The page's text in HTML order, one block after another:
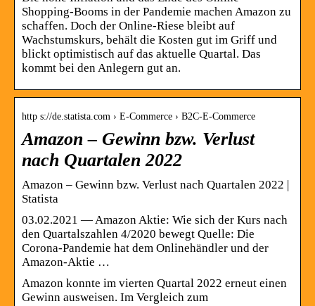
Shopping-Booms in der Pandemie machen Amazon zu
schaffen. Doch der Online-Riese bleibt auf
Wachstumskurs, behält die Kosten gut im Griff und
blickt optimistisch auf das aktuelle Quartal. Das
kommt bei den Anlegern gut an.
http s://de.statista.com › E-Commerce › B2C-E-Commerce
Amazon – Gewinn bzw. Verlust
nach Quartalen 2022
Amazon – Gewinn bzw. Verlust nach Quartalen 2022 |
Statista
03.02.2021 — Amazon Aktie: Wie sich der Kurs nach
den Quartalszahlen 4/2020 bewegt Quelle: Die
Corona-Pandemie hat dem Onlinehändler und der
Amazon-Aktie …
Amazon konnte im vierten Quartal 2022 erneut einen
Gewinn ausweisen. Im Vergleich zum